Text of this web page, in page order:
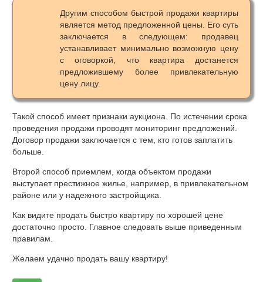
Другим способом быстрой продажи квартиры
является метод предложенной цены. Его суть
заключается в следующем: продавец
устанавливает минимально возможную цену
с оговоркой, что квартира достанется
предложившему более привлекательную
цену лицу.
Такой способ имеет признаки аукциона. По истечении срока
проведения продажи проводят мониторинг предложений.
Договор продажи заключается с тем, кто готов заплатить
больше.
Второй способ приемлем, когда объектом продажи
выступает престижное жилье, например, в привлекательном
районе или у надежного застройщика.
Как видите продать быстро квартиру по хорошей цене
достаточно просто. Главное следовать выше приведенным
правилам.
Желаем удачно продать вашу квартиру!